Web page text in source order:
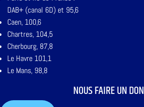
DAB+ (canal 6D) et 95,6
Caen, 100,6
Chartres, 104,5
Cherbourg, 87,8
Le Havre 101,1
Le Mans, 98,8
NOUS FAIRE UN DON